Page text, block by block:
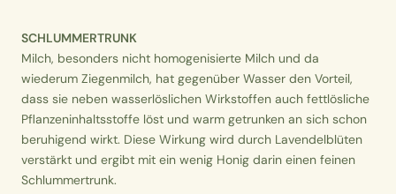
SCHLUMMERTRUNK
Milch, besonders nicht homogenisierte Milch und da
wiederum Ziegenmilch, hat gegenüber Wasser den Vorteil,
dass sie neben wasserlöslichen Wirkstoffen auch fettlösliche
Pflanzeninhaltsstoffe löst und warm getrunken an sich schon
beruhigend wirkt. Diese Wirkung wird durch Lavendelblüten
verstärkt und ergibt mit ein wenig Honig darin einen feinen
Schlummertrunk.